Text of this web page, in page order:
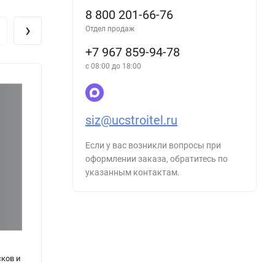
и
›
8 800 201-66-76
Отдел продаж
+7 967 859-94-78
с 08:00 до 18:00
siz@ucstroitel.ru
Если у вас возникли вопросы при
оформлении заказа, обратитесь по
указанным контактам.